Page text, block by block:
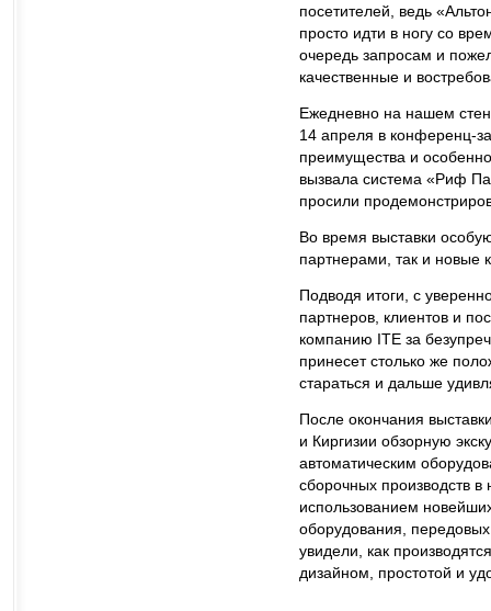
посетителей, ведь
просто идти в ногу со
очередь запросам и
качественные и
Ежедневно на нашем
14 апреля в конференц-
преимущества и
вызвала система «Риф
просили
Во время выставки
партнерами, так и новые
Подводя итоги, с
партнеров, клиентов и
компанию ITE за
принесет столько же
стараться и дальше
После окончания
и Киргизии обзорную
автоматическим
сборочных производств
использованием
оборудования,
увидели, как
дизайном, простотой и